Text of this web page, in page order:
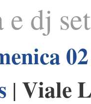
dj set
| Viale